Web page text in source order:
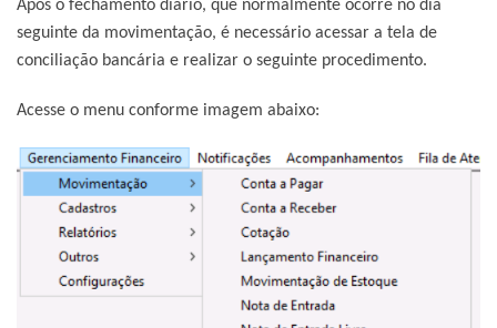
Após o fechamento diário, que normalmente ocorre no dia
seguinte da movimentação, é necessário acessar a tela de
conciliação bancária e realizar o seguinte procedimento.
Acesse o menu conforme imagem abaixo: